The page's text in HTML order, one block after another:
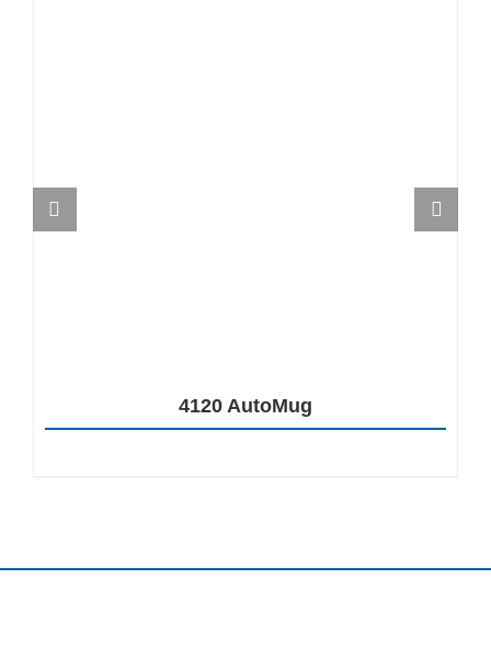
4120 AutoMug